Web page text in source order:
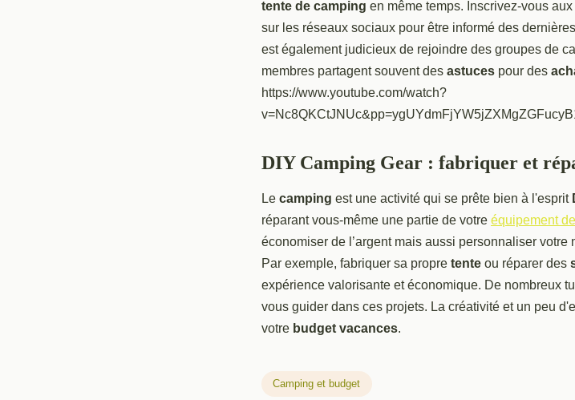
tente de camping en même temps. Inscrivez-vous
sur les réseaux sociaux pour être informé des
est également judicieux de rejoindre des groupes de
membres partagent souvent des astuces pour des
https://www.youtube.com/watch?
DIY Camping Gear : fabriquer et
Le camping est une activité qui se prête bien à l'esprit
réparant vous-même une partie de votre équipement
économiser de l’argent mais aussi personnaliser
Par exemple, fabriquer sa propre tente ou réparer des
expérience valorisante et économique. De nombreux
vous guider dans ces projets. La créativité et un peu
votre budget vacances.
Camping et budget